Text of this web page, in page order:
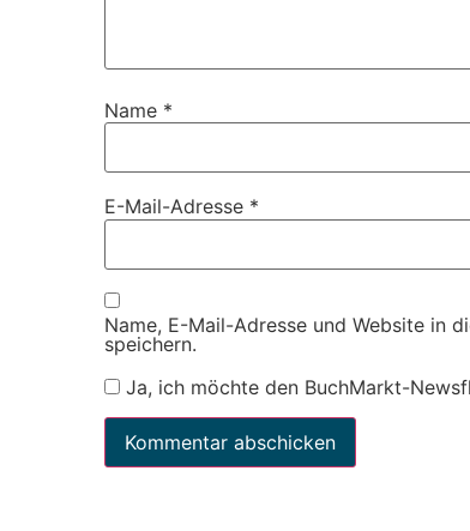
Name *
E-Mail-Adresse *
Name, E-Mail-Adresse und Website in
speichern.
Ja, ich möchte den BuchMarkt-